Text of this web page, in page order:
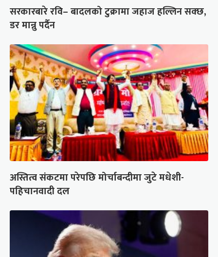
सरकारबारे रवि– बादलको टुक्रामा जहाज हल्लिन सक्छ,
डर मान्नु पर्दैन
अस्तित्व संकटमा परेपछि मोर्चाबन्दीमा जुटे मधेशी-
पहिचानवादी दल